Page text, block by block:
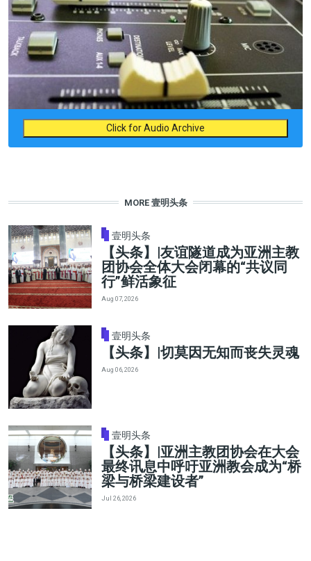
Click for Audio Archive
MORE 壹明头条
壹明头条
【头条】|友谊隧道成为亚洲主教
团协会全体大会闭幕的“共议同
行”鲜活象征
Aug 07, 2026
壹明头条
【头条】|切莫因无知而丧失灵魂
Aug 06, 2026
壹明头条
【头条】|亚洲主教团协会在大会
最终讯息中呼吁亚洲教会成为“桥
梁与桥梁建设者”
Jul 26, 2026